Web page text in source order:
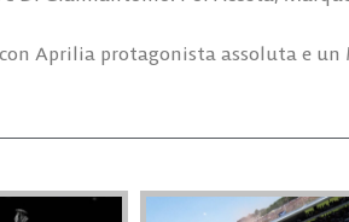
Aprilia protagonista assoluta e un